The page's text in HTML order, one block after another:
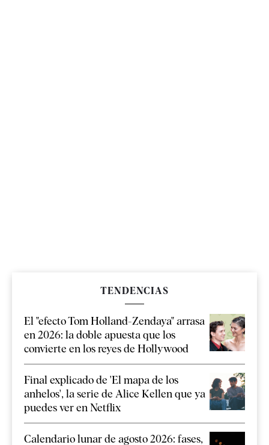
TENDENCIAS
El "efecto Tom Holland-Zendaya" arrasa
en 2026: la doble apuesta que los
convierte en los reyes de Hollywood
Final explicado de 'El mapa de los
anhelos', la serie de Alice Kellen que ya
puedes ver en Netflix
Calendario lunar de agosto 2026: fases,